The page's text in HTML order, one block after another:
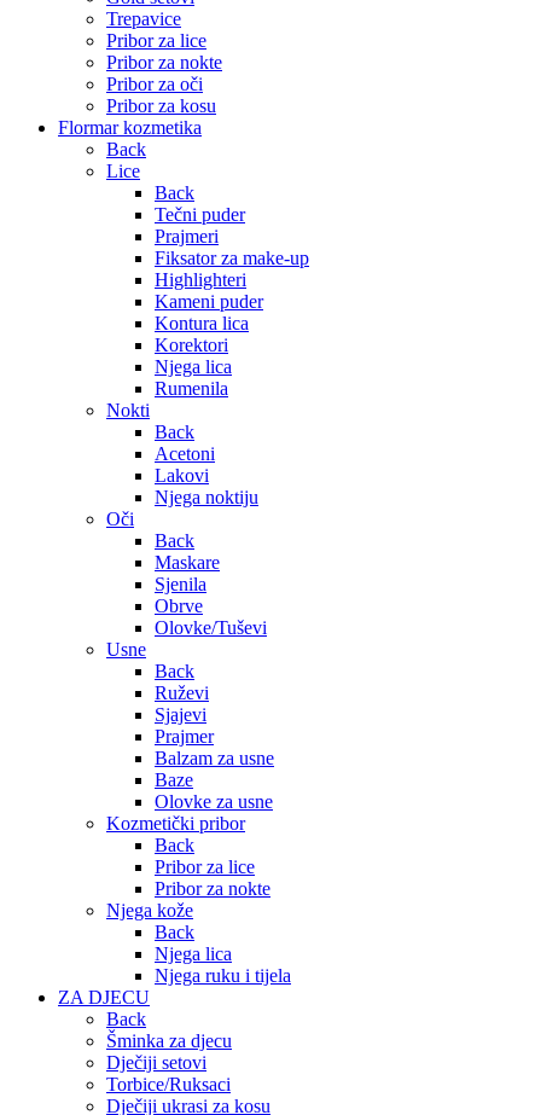
Trepavice
Pribor za lice
Pribor za nokte
Pribor za oči
Pribor za kosu
Flormar kozmetika
Back
Lice
Back
Tečni puder
Prajmeri
Fiksator za make-up
Highlighteri
Kameni puder
Kontura lica
Korektori
Njega lica
Rumenila
Nokti
Back
Acetoni
Lakovi
Njega noktiju
Oči
Back
Maskare
Sjenila
Obrve
Olovke/Tuševi
Usne
Back
Ruževi
Sjajevi
Prajmer
Balzam za usne
Baze
Olovke za usne
Kozmetički pribor
Back
Pribor za lice
Pribor za nokte
Njega kože
Back
Njega lica
Njega ruku i tijela
ZA DJECU
Back
Šminka za djecu
Dječiji setovi
Torbice/Ruksaci
Dječiji ukrasi za kosu